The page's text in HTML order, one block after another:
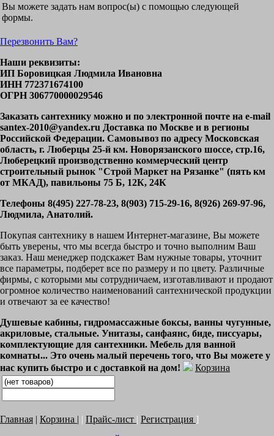
Вы можете задать нам вопрос(ы) с помощью следующей
формы.
Перезвонить Вам?
Наши реквизиты:
ИП Боровицкая Людмила Ивановна
ИНН 772371674100
ОГРН 306770000029546
Заказать сантехнику можно и по электронной почте на e-mail
santex-2010@yandex.ru Доставка по Москве и в регионы
Российской Федерации. Самовывоз по адресу Московская
область, г. Люберцы 25-й км. Новорязанского шоссе, стр.16,
Люберецкий производственно коммерческий центр
строительный рынок "Строй Маркет на Рязанке" (пять км
от МКАД), павильоны 75 Б, 12К, 24К
Телефоны 8(495) 227-78-23, 8(903) 715-29-16, 8(926) 269-97-96,
Людмила, Анатолий.
Покупая сантехнику в нашем Интернет-магазине, Вы можете
быть уверены, что мы всегда быстро и точно выполним Ваш
заказ. Наш менеджер подскажет Вам нужные товары, уточнит
все параметры, подберет все по размеру и по цвету. Различные
фирмы, с которыми мы сотрудничаем, изготавливают и продают
огромное количество наименований сантехнической продукции
и отвечают за ее качество!
Душевые кабины, гидромассажные боксы, ванны чугунные,
акриловые, стальные. Унитазы, санфаянс, биде, писсуары,
комплектующие для сантехники. Мебель для ванной
комнаты... Это очень малый перечень того, что Вы можете у
нас купить быстро и с доставкой на дом!
Корзина
Главная | Корзина | | Прайс-лист | Регистрация ]